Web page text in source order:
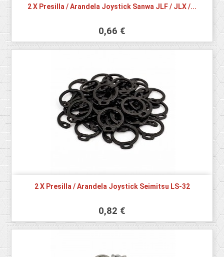
2 X Presilla / Arandela Joystick Sanwa JLF / JLX /...
0,66 €
2 X Presilla / Arandela Joystick Seimitsu LS-32
0,82 €